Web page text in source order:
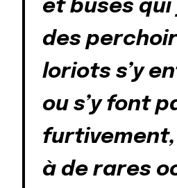
et buses
des
loriots s’y
ou s’y font
furtivement,
à de rares